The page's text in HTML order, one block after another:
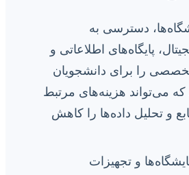
دسترسی به
پایگاه‌های اطلاعاتی و
را برای دانشجویان
می‌تواند هزینه‌های مرتبط
و تحلیل داده‌ها را کاهش
و تجهیزات